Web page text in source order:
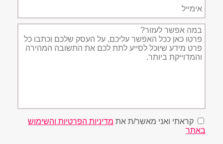
תיאור
הפניה
קראתי ואני מאשר/ת את מדיניות הפרטיות והשימוש
באתר